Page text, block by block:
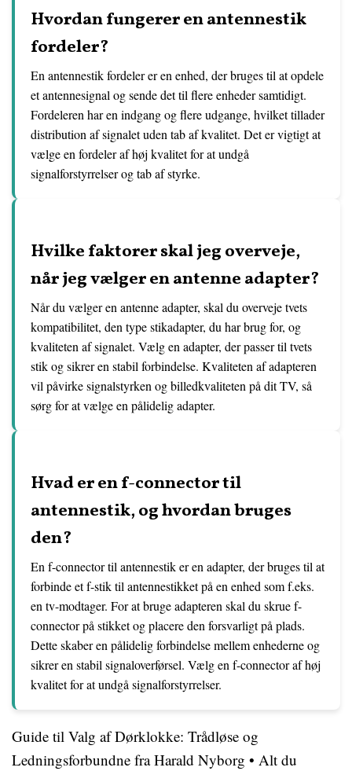
Hvordan fungerer en antennestik
fordeler?
En antennestik fordeler er en enhed, der bruges til at opdele
et antennesignal og sende det til flere enheder samtidigt.
Fordeleren har en indgang og flere udgange, hvilket tillader
distribution af signalet uden tab af kvalitet. Det er vigtigt at
vælge en fordeler af høj kvalitet for at undgå
signalforstyrrelser og tab af styrke.
Hvilke faktorer skal jeg overveje,
når jeg vælger en antenne adapter?
Når du vælger en antenne adapter, skal du overveje tvets
kompatibilitet, den type stikadapter, du har brug for, og
kvaliteten af signalet. Vælg en adapter, der passer til tvets
stik og sikrer en stabil forbindelse. Kvaliteten af adapteren
vil påvirke signalstyrken og billedkvaliteten på dit TV, så
sørg for at vælge en pålidelig adapter.
Hvad er en f-connector til
antennestik, og hvordan bruges
den?
En f-connector til antennestik er en adapter, der bruges til at
forbinde et f-stik til antennestikket på en enhed som f.eks.
en tv-modtager. For at bruge adapteren skal du skrue f-
connector på stikket og placere den forsvarligt på plads.
Dette skaber en pålidelig forbindelse mellem enhederne og
sikrer en stabil signaloverførsel. Vælg en f-connector af høj
kvalitet for at undgå signalforstyrrelser.
Guide til Valg af Dørklokke: Trådløse og
Ledningsforbundne fra Harald Nyborg • Alt du